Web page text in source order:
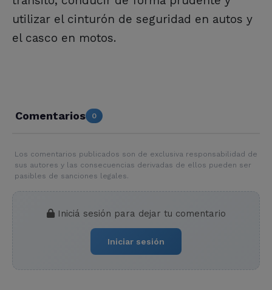
utilizar el cinturón de seguridad en autos y
el casco en motos.
Comentarios 0
Los comentarios publicados son de exclusiva responsabilidad de
sus autores y las consecuencias derivadas de ellos pueden ser
pasibles de sanciones legales.
Iniciá sesión para dejar tu comentario
Iniciar sesión